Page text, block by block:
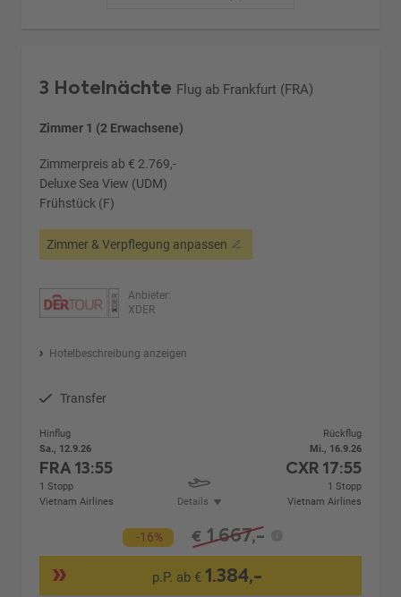
3 Hotelnächte Flug ab Frankfurt (FRA)
Zimmer 1 (2 Erwachsene)
Zimmerpreis ab € 2.769,-
Deluxe Sea View (UDM)
Frühstück (F)
Zimmer & Verpflegung anpassen
Anbieter:
XDER
Hotelbeschreibung anzeigen
Transfer
Hinflug
Sa., 12.9.26
FRA13:55
1 Stopp
Vietnam Airlines
Details
Rückflug
Mi., 16.9.26
CXR 17:55
1 Stopp
Vietnam Airlines
-16% € 1.667,-
p.P. ab € 1.384,-